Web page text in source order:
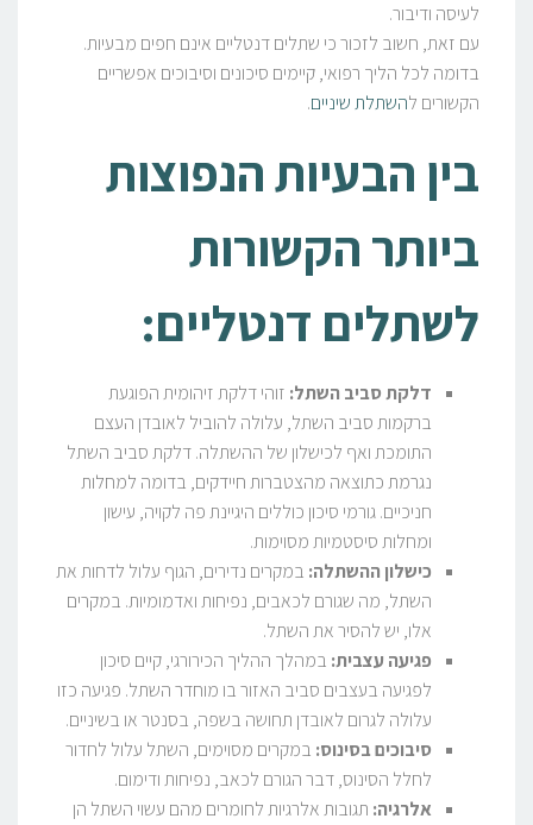
לעיסה ודיבור.
עם זאת, חשוב לזכור כי שתלים דנטליים אינם חפים מבעיות.
בדומה לכל הליך רפואי, קיימים סיכונים וסיבוכים אפשריים
הקשורים להשתלת שיניים.
בין הבעיות הנפוצות
ביותר הקשורות
לשתלים דנטליים:
דלקת סביב השתל: זוהי דלקת זיהומית הפוגעת
ברקמות סביב השתל, עלולה להוביל לאובדן העצם
התומכת ואף לכישלון של ההשתלה. דלקת סביב השתל
נגרמת כתוצאה מהצטברות חיידקים, בדומה למחלות
חניכיים. גורמי סיכון כוללים היגיינת פה לקויה, עישון
ומחלות סיסטמיות מסוימות.
כישלון ההשתלה: במקרים נדירים, הגוף עלול לדחות את
השתל, מה שגורם לכאבים, נפיחות ואדמומיות. במקרים
אלו, יש להסיר את השתל.
פגיעה עצבית: במהלך ההליך הכירורגי, קיים סיכון
לפגיעה בעצבים סביב האזור בו מוחדר השתל. פגיעה כזו
עלולה לגרום לאובדן תחושה בשפה, בסנטר או בשיניים.
סיבוכים בסינוס: במקרים מסוימים, השתל עלול לחדור
לחלל הסינוס, דבר הגורם לכאב, נפיחות ודימום.
אלרגיה: תגובות אלרגיות לחומרים מהם עשוי השתל הן